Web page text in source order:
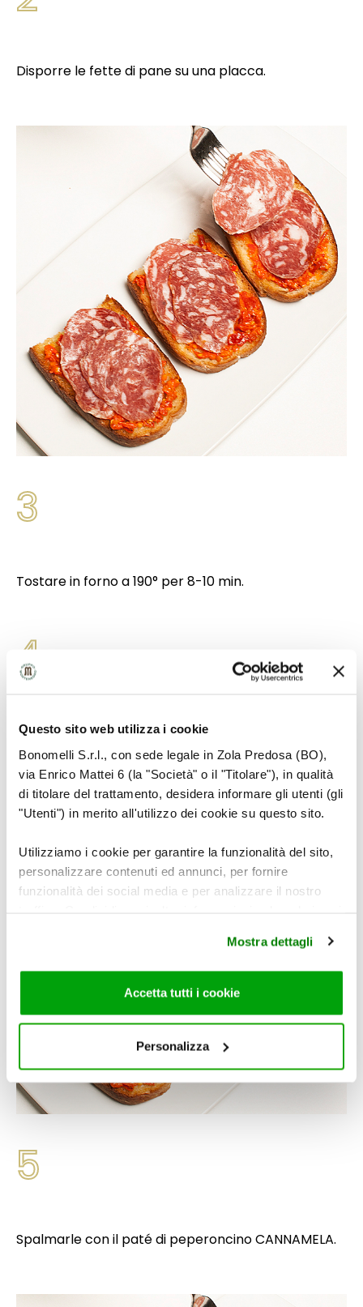
Questo sito web utilizza i cookie
Bonomelli S.r.l., con sede legale in Zola Predosa (BO),
via Enrico Mattei 6 (la "Società" o il "Titolare"), in qualità
di titolare del trattamento, desidera informare gli utenti (gli
"Utenti") in merito all'utilizzo dei cookie su questo sito.
Utilizziamo i cookie per garantire la funzionalità del sito,
personalizzare contenuti ed annunci, per fornire
funzionalità dei social media e per analizzare il nostro
di analisi dei dati web, pubblicità e social media, i quali
potrebbero combinarle con altre informazioni che ha
fornito loro o che hanno raccolto dal suo utilizzo dei loro
cookie consultare la cookie policy. Se clicchi sulla “X” per
chiudere il banner, non verranno installati cookie sul tuo
dispositivo ad eccezione di quelli necessari ai fini del
corretto funzionamento del sito.
Mostra dettagli
Accetta tutti i cookie
Personalizza
Disporre le fette di pane su una placca.
3
Tostare in forno a 190° per 8-10 min.
4
Sfornare le fette di pane e trasferirle su un piatto.
5
Spalmarle con il paté di peperoncino CANNAMELA.